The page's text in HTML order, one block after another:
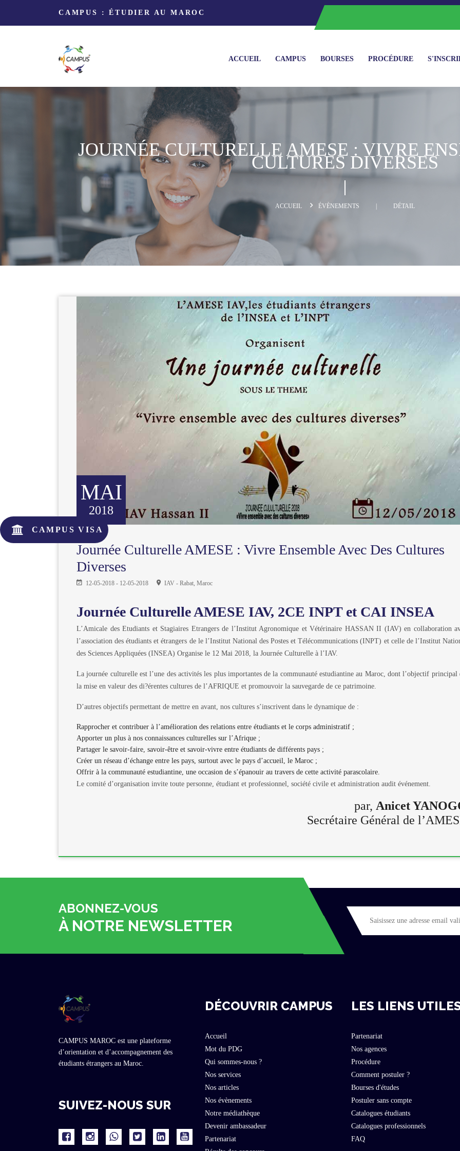
CAMPUS : ÉTUDIER AU MAROC
ACCUEIL CAMPUS BOURSES PROCÉDURE
JOURNÉE CULTURELLE AMESE : VIVRE
CULTURES DIVERSES
ACCUEIL ÉVÈNEMENTS DÉTAIL
MAI
2018
Journée Culturelle AMESE : Vivre Ensemble Avec Des Cultures
Diverses
12-05-2018 - 12-05-2018 IAV - Rabat, Maroc
Journée Culturelle AMESE IAV, 2CE INPT et CAI INSEA
L’Amicale des Etudiants et Stagiaires Etrangers de l’Institut Agronomique et Vétérinaire HASSAN II (IAV) en collaboration
l’association des étudiants et étrangers de le l’Institut National des Postes et Télécommunications (INPT) et celle de l’Institut
des Sciences Appliquées (INSEA) Organise le 12 Mai 2018, la Journée Culturelle à l’IAV.
La journée culturelle est l’une des activités les plus importantes de la communauté estudiantine au Maroc, dont l’objectif principal
la mise en valeur des di?érentes cultures de l’AFRIQUE et promouvoir la sauvegarde de ce patrimoine.
D’autres objectifs permettant de mettre en avant, nos cultures s’inscrivent dans le dynamique de :
Rapprocher et contribuer à l’amélioration des relations entre étudiants et le corps administratif ;
Apporter un plus à nos connaissances culturelles sur l’Afrique ;
Partager le savoir-faire, savoir-être et savoir-vivre entre étudiants de différents pays ;
Créer un réseau d’échange entre les pays, surtout avec le pays d’accueil, le Maroc ;
Offrir à la communauté estudiantine, une occasion de s’épanouir au travers de cette activité parascolaire.
Le comité d’organisation invite toute personne, étudiant et professionnel, société civile et administration audit événement.
par, Anicet
Secrétaire Général de
ABONNEZ-VOUS
À NOTRE NEWSLETTER
CAMPUS MAROC est une plateforme
d’orientation et d’accompagnement des
étudiants étrangers au Maroc.
SUIVEZ-NOUS SUR
DÉCOUVRIR CAMPUS
Accueil
Mot du PDG
Qui sommes-nous ?
Nos services
Nos articles
Nos évènements
Notre médiathèque
Devenir ambassadeur
Partenariat
LES LIENS
Partenariat
Nos agences
Procédure
Comment postuler ?
Bourses d'études
Postuler sans compte
Catalogues étudiants
Catalogues professionnels
FAQ
CAMPUS VISA